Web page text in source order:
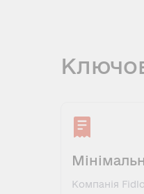
Компанія